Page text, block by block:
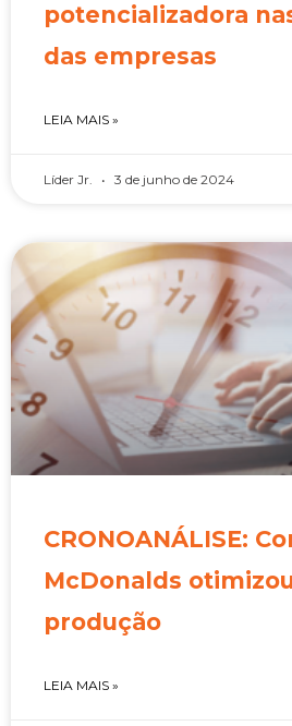
potencializadora
das empresas
LEIA MAIS »
Líder Jr. 3 de junho de 2024
CRONOANÁLISE:
McDonalds
produção
LEIA MAIS »